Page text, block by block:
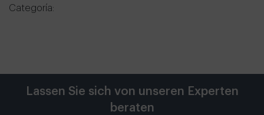
Categoría:
Lassen Sie sich von unseren Experten
beraten